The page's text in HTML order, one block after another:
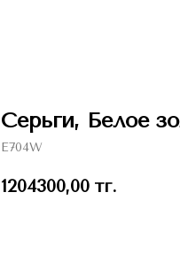
Серьги, Белое
E704W
1204300,00 тг.